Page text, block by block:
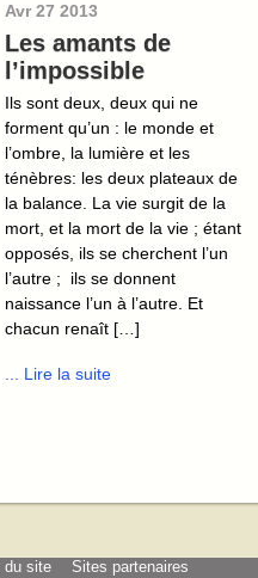
Avr 27 2013
Les amants de
l’impossible
Ils sont deux, deux qui ne
forment qu’un : le monde et
l’ombre, la lumière et les
ténèbres: les deux plateaux de
la balance. La vie surgit de la
mort, et la mort de la vie ; étant
opposés, ils se cherchent l’un
l’autre ; ils se donnent
naissance l’un à l’autre. Et
chacun renaît […]
... Lire la suite
du site Sites partenaires